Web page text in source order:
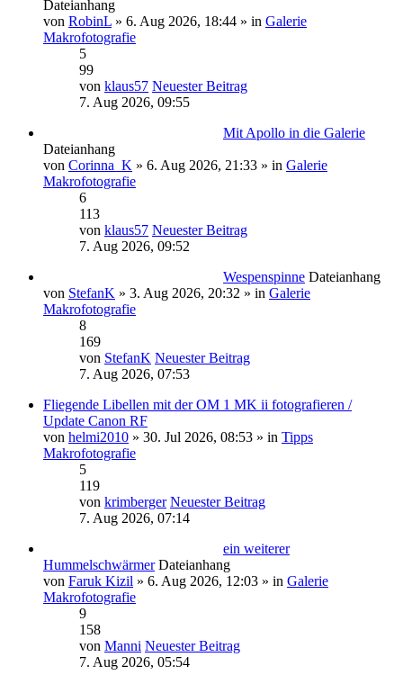
Dateianhang
von RobinL » 6. Aug 2026, 18:44 » in Galerie
Makrofotografie
5
99
von klaus57 Neuester Beitrag
7. Aug 2026, 09:55
Mit Apollo in die Galerie
Dateianhang
von Corinna_K » 6. Aug 2026, 21:33 » in Galerie
Makrofotografie
6
113
von klaus57 Neuester Beitrag
7. Aug 2026, 09:52
Wespenspinne Dateianhang
von StefanK » 3. Aug 2026, 20:32 » in Galerie
Makrofotografie
8
169
von StefanK Neuester Beitrag
7. Aug 2026, 07:53
Fliegende Libellen mit der OM 1 MK ii fotografieren /
Update Canon RF
von helmi2010 » 30. Jul 2026, 08:53 » in Tipps
Makrofotografie
5
119
von krimberger Neuester Beitrag
7. Aug 2026, 07:14
ein weiterer
Hummelschwärmer Dateianhang
von Faruk Kizil » 6. Aug 2026, 12:03 » in Galerie
Makrofotografie
9
158
von Manni Neuester Beitrag
7. Aug 2026, 05:54